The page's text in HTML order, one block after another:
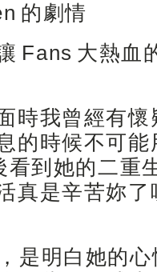
的劇情
Fans 大熱
時我曾經有
的時候不可
看到她的二重
真是辛苦妳
是明白她的